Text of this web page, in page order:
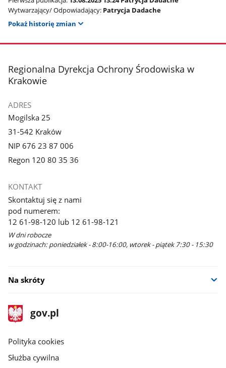
Wytwarzający/ Odpowiadający: Patrycja Dadache
Pokaż historię zmian
stopka
Regionalna Dyrekcja Ochrony Środowiska w
Krakowie
ADRES
Mogilska 25
31-542 Kraków
NIP 676 23 87 006
Regon 120 80 35 36
KONTAKT
Skontaktuj się z nami
pod numerem:
12 61-98-120 lub 12 61-98-121
W dni robocze
w godzinach: poniedziałek - 8:00-16:00, wtorek - piątek 7:30 - 15:30
Na skróty
stopka
gov.pl
Strona
gov.pl
gov.pl
Polityka cookies
Służba cywilna